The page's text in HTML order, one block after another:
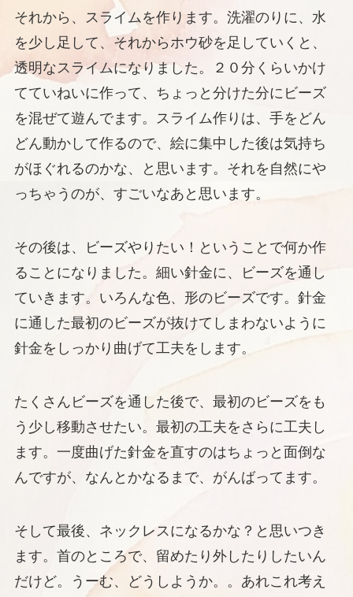
それから、スライムを作ります。洗濯のりに、水
を少し足して、それからホウ砂を足していくと、
透明なスライムになりました。２０分くらいかけ
てていねいに作って、ちょっと分けた分にビーズ
を混ぜて遊んでます。スライム作りは、手をどん
どん動かして作るので、絵に集中した後は気持ち
がほぐれるのかな、と思います。それを自然にや
っちゃうのが、すごいなあと思います。
その後は、ビーズやりたい！ということで何か作
ることになりました。細い針金に、ビーズを通し
ていきます。いろんな色、形のビーズです。針金
に通した最初のビーズが抜けてしまわないように
針金をしっかり曲げて工夫をします。
たくさんビーズを通した後で、最初のビーズをも
う少し移動させたい。最初の工夫をさらに工夫し
ます。一度曲げた針金を直すのはちょっと面倒な
んですが、なんとかなるまで、がんばってます。
そして最後、ネックレスになるかな？と思いつき
ます。首のところで、留めたり外したりしたいん
だけど。うーむ、どうしようか。。あれこれ考え